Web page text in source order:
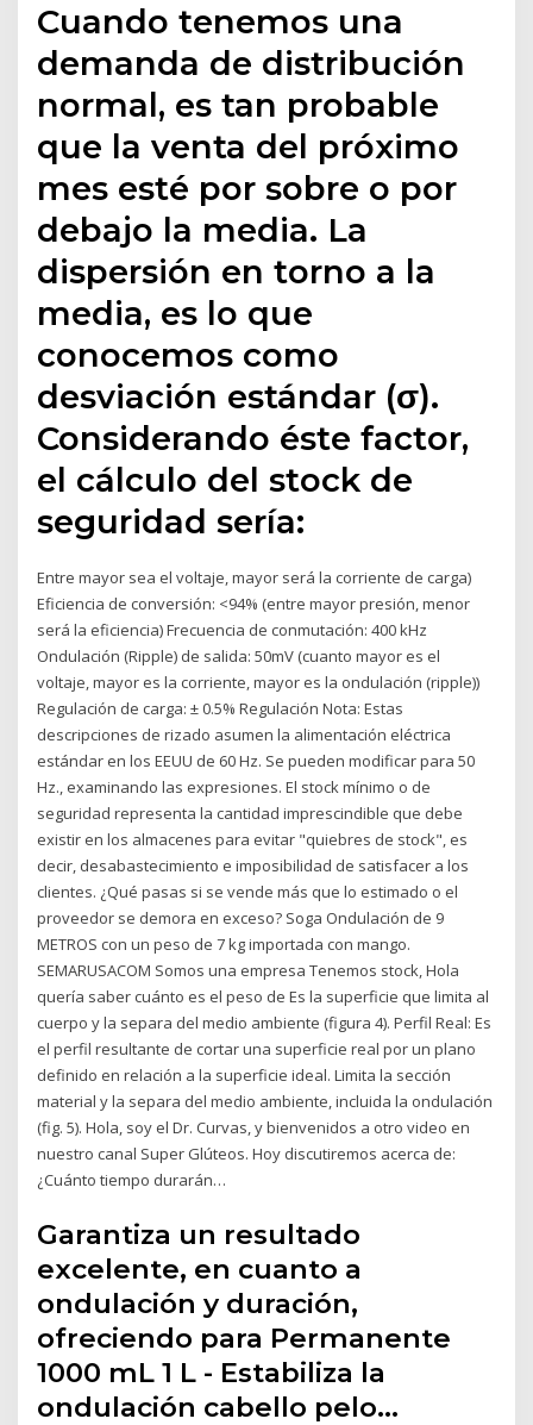
Cuando tenemos una
demanda de distribución
normal, es tan probable
que la venta del próximo
mes esté por sobre o por
debajo la media. La
dispersión en torno a la
media, es lo que
conocemos como
desviación estándar (σ).
Considerando éste factor,
el cálculo del stock de
seguridad sería:
Entre mayor sea el voltaje, mayor será la corriente de carga)
Eficiencia de conversión: <94% (entre mayor presión, menor
será la eficiencia) Frecuencia de conmutación: 400 kHz
Ondulación (Ripple) de salida: 50mV (cuanto mayor es el
voltaje, mayor es la corriente, mayor es la ondulación (ripple))
Regulación de carga: ± 0.5% Regulación Nota: Estas
descripciones de rizado asumen la alimentación eléctrica
estándar en los EEUU de 60 Hz. Se pueden modificar para 50
Hz., examinando las expresiones. El stock mínimo o de
seguridad representa la cantidad imprescindible que debe
existir en los almacenes para evitar "quiebres de stock", es
decir, desabastecimiento e imposibilidad de satisfacer a los
clientes. ¿Qué pasas si se vende más que lo estimado o el
proveedor se demora en exceso? Soga Ondulación de 9
METROS con un peso de 7 kg importada con mango.
SEMARUSACOM Somos una empresa Tenemos stock, Hola
quería saber cuánto es el peso de Es la superficie que limita al
cuerpo y la separa del medio ambiente (figura 4). Perfil Real: Es
el perfil resultante de cortar una superficie real por un plano
definido en relación a la superficie ideal. Limita la sección
material y la separa del medio ambiente, incluida la ondulación
(fig. 5). Hola, soy el Dr. Curvas, y bienvenidos a otro video en
nuestro canal Super Glúteos. Hoy discutiremos acerca de:
¿Cuánto tiempo durarán…
Garantiza un resultado
excelente, en cuanto a
ondulación y duración,
ofreciendo para Permanente
1000 mL 1 L - Estabiliza la
ondulación cabello pelo…